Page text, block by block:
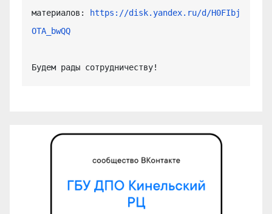
материалов:
https://disk.yandex.ru/d/H0FIbj
OTA_bwQQ
Будем рады сотрудничеству!